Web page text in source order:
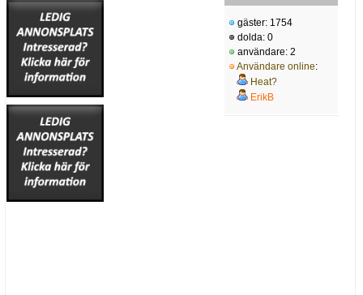
gäster: 1754
dolda: 0
användare: 2
Användare online:
Heat?
ErikB